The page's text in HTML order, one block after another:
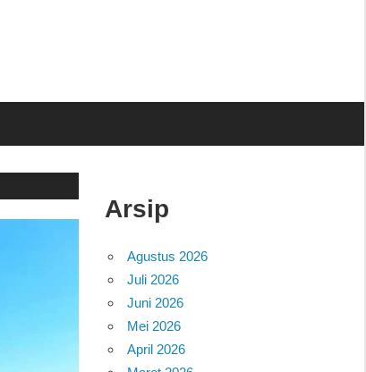
Arsip
Agustus 2026
Juli 2026
Juni 2026
Mei 2026
April 2026